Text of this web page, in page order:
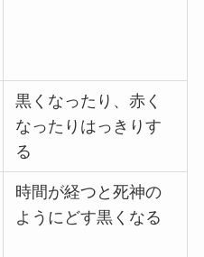
黒くなったり、赤く
なったりはっきりす
る
時間が経つと死神の
ようにどす黒くなる